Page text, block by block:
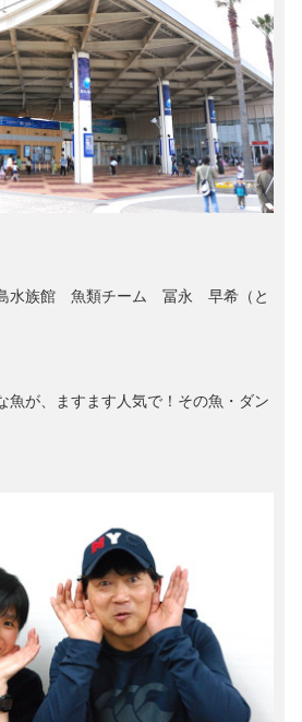
島水族館 魚類チーム 冨永 早希（と
魚が、ますます人気で！その魚・ダン